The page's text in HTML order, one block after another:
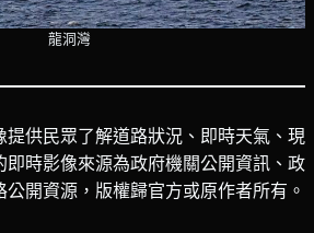
龍洞灣
供民眾了解道路狀況、即時天氣、現
即時影像來源為政府機關公開資訊、政
開資源，版權歸官方或原作者所有。